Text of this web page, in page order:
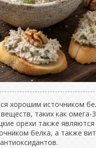
хорошим источником
таких как омега-
орехи также являются
белка, а также